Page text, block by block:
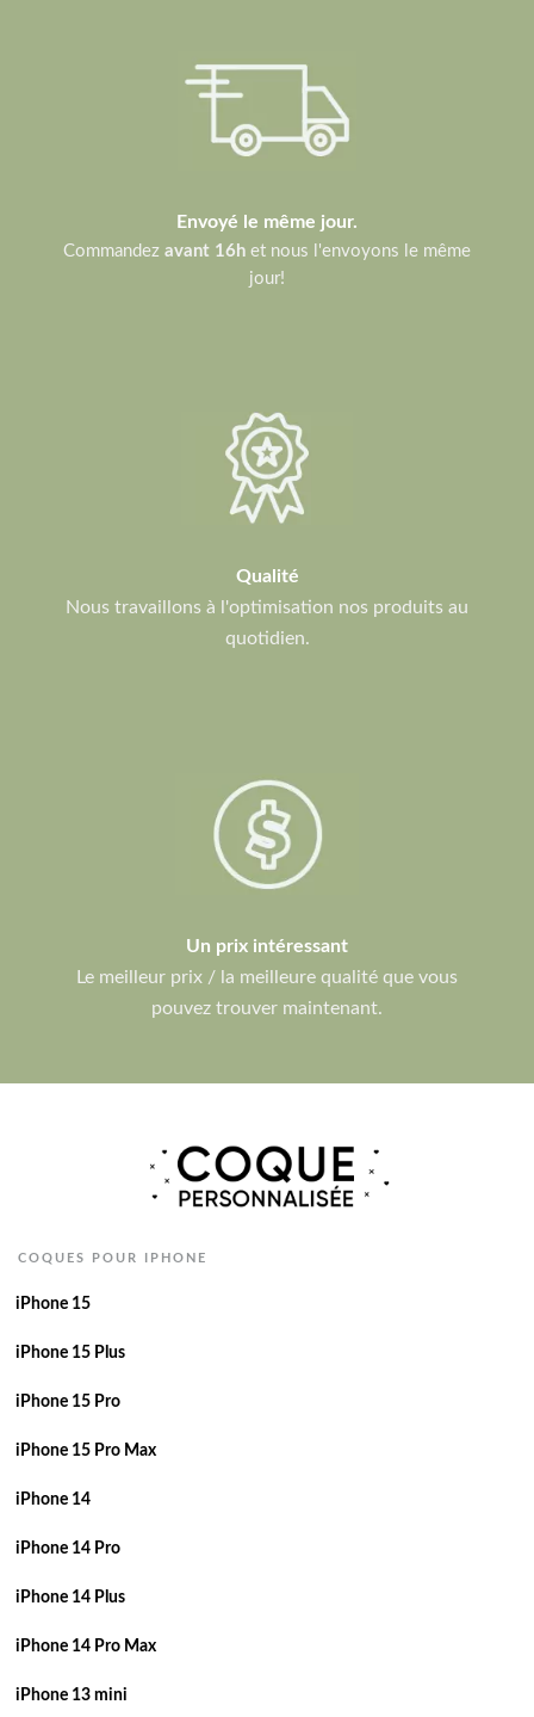
Envoyé le même jour.
Commandez avant 16h et nous l'envoyons le même
jour!
Qualité
Nous travaillons à l'optimisation nos produits au
quotidien.
Un prix intéressant
Le meilleur prix / la meilleure qualité que vous
pouvez trouver maintenant.
COQUES POUR IPHONE
iPhone 15
iPhone 15 Plus
iPhone 15 Pro
iPhone 15 Pro Max
iPhone 14
iPhone 14 Pro
iPhone 14 Plus
iPhone 14 Pro Max
iPhone 13 mini